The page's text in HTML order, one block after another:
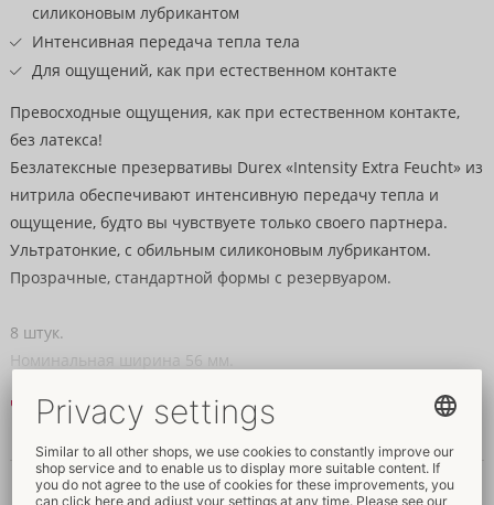
силиконовым лубрикантом
Интенсивная передача тепла тела
Для ощущений, как при естественном контакте
Превосходные ощущения, как при естественном контакте,
без латекса!
Безлатексные презервативы Durex «Intensity Extra Feucht» из
нитрила обеспечивают интенсивную передачу тепла и
ощущение, будто вы чувствуете только своего партнера.
Ультратонкие, с обильным силиконовым лубрикантом.
Прозрачные, стандартной формы с резервуаром.
8 штук.
Номинальная ширина 56 мм.
Читать далее
Данные и свойства